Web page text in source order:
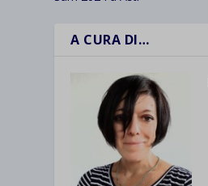
A CURA DI…